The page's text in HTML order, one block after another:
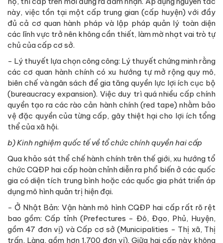
này, việc tồn tại một cấp trung gian (cấp huyện) với đầy
đủ cả cơ quan hành pháp và lập pháp quản lý toàn diện
các lĩnh vực trở nên không cần thiết, làm mờ nhạt vai trò tự
chủ của cấp cơ sở.
- Lý thuyết lựa chọn công công: Lý thuyết chứng minh rằng
các cơ quan hành chính có xu hướng tự mở rộng quy mô,
biên chế và ngân sách để gia tăng quyền lực lợi ích cục bộ
(bureaucracy expansion). Việc duy trì quá nhiều cấp chính
quyền tạo ra các rào cản hành chính (red tape) nhằm bảo
vệ đặc quyền của từng cấp, gây thiệt hại cho lợi ích tổng
thể của xã hội.
b)Kinh nghiệm quốc tế về tổ chức chính quyền hai cấp
Qua khảo sát thể chế hành chính trên thế giới, xu hướng tổ
chức CQĐP hai cấp hoàn chỉnh diễn ra phổ biến ở các quốc
gia có diện tích trung bình hoặc các quốc gia phát triển áp
dụng mô hình quản trị hiện đại.
- Ở Nhật Bản: Vận hành mô hình CQĐP hai cấp rất rõ rệt
bao gồm: Cấp tỉnh (Prefectures - Đô, Đạo, Phủ, Huyện,
gồm 47 đơn vị) và Cấp cơ sở (Municipalities - Thị xã, Thị
trấn, Làng, gồm hơn 1.700 đơn vị). Giữa hai cấp này không